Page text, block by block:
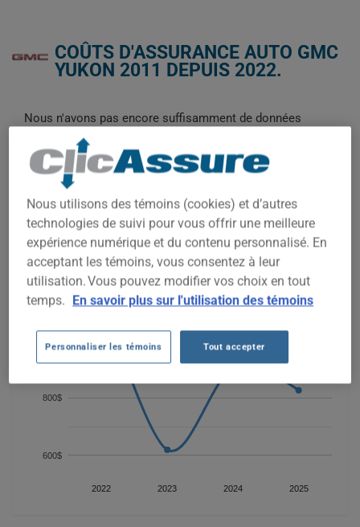
COÛTS D'ASSURANCE AUTO GMC
YUKON 2011 DEPUIS 2022.
Nous n'avons pas encore suffisamment de données
Essayez un autre modèle ou une autre année, ou
commencez une soumission pour un prix personnalisé.
Pour trouver la meilleur assurance pour votre véhicule GMC
YUKON 2011, il est plus important que jamais de comparer les
options disponibles.
2022 2023 2024 2025
600$
800$
1 200$
Nous utilisons des témoins (cookies) et d’autres
technologies de suivi pour vous offrir une meilleure
expérience numérique et du contenu personnalisé. En
acceptant les témoins, vous consentez à leur
utilisation. Vous pouvez modifier vos choix en tout
temps. En savoir plus sur l'utilisation des témoins
Personnaliser les témoins Tout accepter